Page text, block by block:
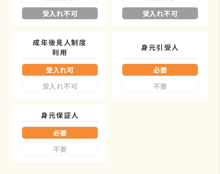
受入れ不可
受入れ不可
成年後見人制度
利用
受入れ可
受入れ不可
身元引受人
必要
不要
身元保証人
必要
不要